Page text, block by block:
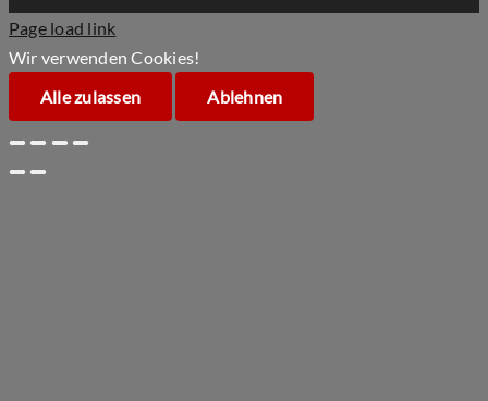
Page load link
Wir verwenden Cookies!
Alle zulassen
Ablehnen